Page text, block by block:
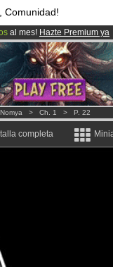
Comunidad!
al mes! Hazte Premium ya
lanzado!.
Cómics y Mangas!.
Nomya > Ch. 1 > P. 22
completa